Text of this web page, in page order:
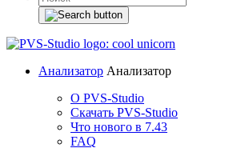
Анализатор Анализатор
О PVS-Studio
Скачать PVS-Studio
Что нового в 7.43
FAQ